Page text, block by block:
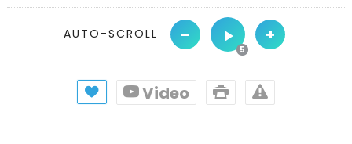
AUTO-SCROLL - +
Video